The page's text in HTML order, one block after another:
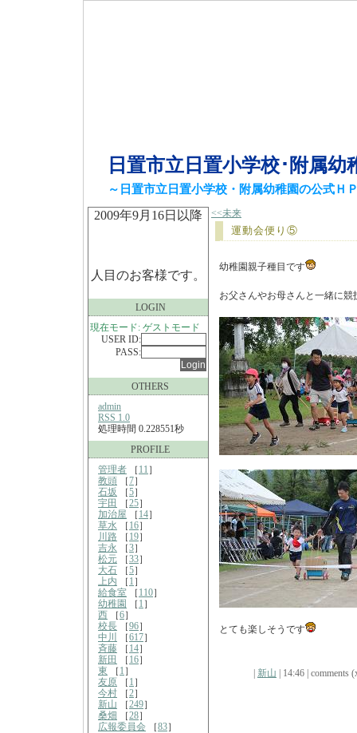
日置市立日置小学校･附属幼
～日置市立日置小学校・附属幼稚園の公式Ｈ
2009年9月16日以降
人目のお客様です。
LOGIN
現在モード: ゲストモード
USER ID:
PASS:
OTHERS
admin
RSS 1.0
処理時間 0.228551秒
PROFILE
管理者 ［ 11 ］
教頭 ［7］
石坂 ［5］
宇田
［25］
加治屋 ［ 14］
草水 ［ 16］
川路 ［ 19］
吉永 ［3］
松元 ［33］
大石 ［5］
上内 ［ 1 ］
給食室 ［ 110］
幼稚園
［ 1 ］
西 ［6］
校長 ［96］
中川
［617］
斉藤 ［ 14］
新田
［ 16］
東 ［ 1 ］
友原 ［ 1 ］
今村 ［2］
新山 ［249］
桑畑
［28］
広報委員会 ［83］
<<未来
運動会便り⑤
幼稚園親子種目です
お父さんやお母さんと一緒に競
とても楽しそうです
新山 | 14:46 | comments